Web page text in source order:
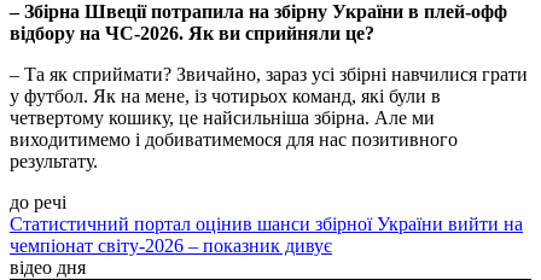
– Збірна Швеції потрапила на збірну України в плей-офф
відбору на ЧС-2026. Як ви сприйняли це?
– Та як сприймати? Звичайно, зараз усі збірні навчилися грати
у футбол. Як на мене, із чотирьох команд, які були в
четвертому кошику, це найсильніша збірна. Але ми
виходитимемо і добиватимемося для нас позитивного
результату.
до речі
Статистичний портал оцінив шанси збірної України вийти на
чемпіонат світу-2026 – показник дивує
відео дня